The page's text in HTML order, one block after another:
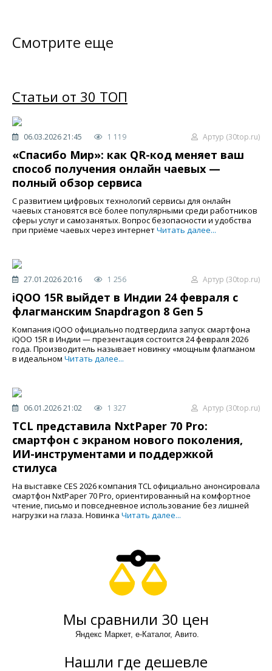
Смотрите еще
Статьи от 30 ТОП
06.03.2026 21:45 1 119 Артур (30top.ru)
«Спасибо Мир»: как QR-код меняет ваш
способ получения онлайн чаевых —
полный обзор сервиса
С развитием цифровых технологий сервисы для онлайн
чаевых становятся всё более популярными среди работников
сферы услуг и самозанятых. Вопрос безопасности и удобства
при приёме чаевых через интернетЧитать далее...
27.01.2026 20:16 1 256 Артур (30top.ru)
iQOO 15R выйдет в Индии 24 февраля с
флагманским Snapdragon 8 Gen 5
Компания iQOO официально подтвердила запуск смартфона
iQOO 15R в Индии — презентация состоится 24 февраля 2026
года. Производитель называет новинку «мощным флагманом
в идеальном Читать далее...
06.01.2026 21:02 1 327 Артур (30top.ru)
TCL представила NxtPaper 70 Pro:
смартфон с экраном нового поколения,
ИИ-инструментами и поддержкой
стилуса
На выставке CES 2026 компания TCL официально анонсировала
смартфон NxtPaper 70 Pro, ориентированный на комфортное
чтение, письмо и повседневное использование без лишней
нагрузки на глаза. Новинка Читать далее...
Мы сравнили 30 цен
Яндекс Маркет, е-Каталог, Авито.
Нашли где дешевле